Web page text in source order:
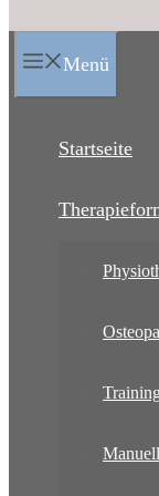
Menü
Startseite